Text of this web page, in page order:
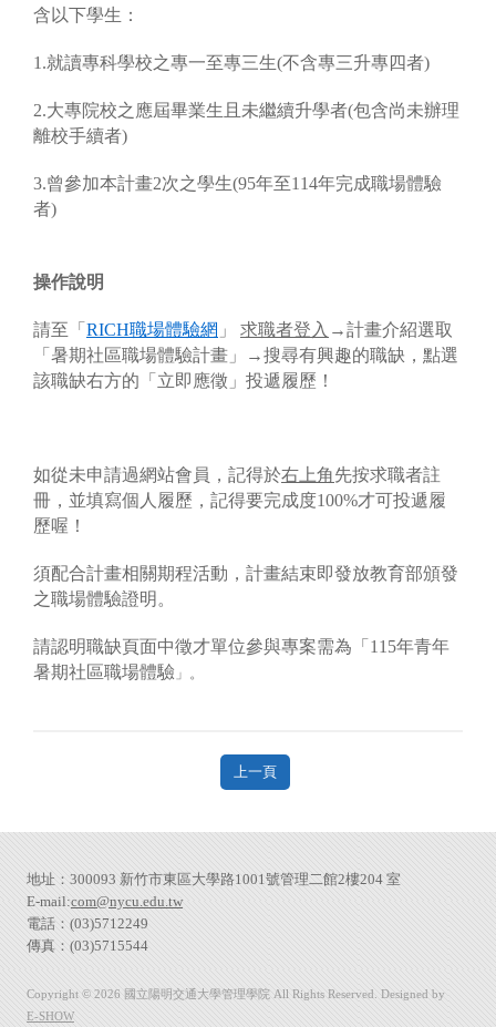
含以下學生：
1.就讀專科學校之專一至專三生(不含專三升專四者)
2.大專院校之應屆畢業生且未繼續升學者(包含尚未辦理
離校手續者)
3.曾參加本計畫2次之學生(95年至114年完成職場體驗
者)
操作說明
請至「 RICH職場體驗網 」 求職者登入 →計畫介紹選取
「暑期社區職場體驗計畫」→搜尋有興趣的職缺，點選
該職缺右方的「立即應徵」投遞履歷！
如從未申請過網站會員，記得於右上角先按求職者註
冊，並填寫個人履歷，記得要完成度100%才可投遞履
歷喔！
須配合計畫相關期程活動，計畫結束即發放教育部頒發
之職場體驗證明。
請認明職缺頁面中徵才單位參與專案需為「115年青年
暑期社區職場體驗 」。
上一頁
地址：300093 新竹市東區大學路1001號管理二館2樓204 室
E-mail:com@nycu.edu.tw
電話：(03)5712249
傳真：(03)5715544
Copyright © 2026 國立陽明交通大學管理學院 All Rights Reserved. Designed by
E-SHOW